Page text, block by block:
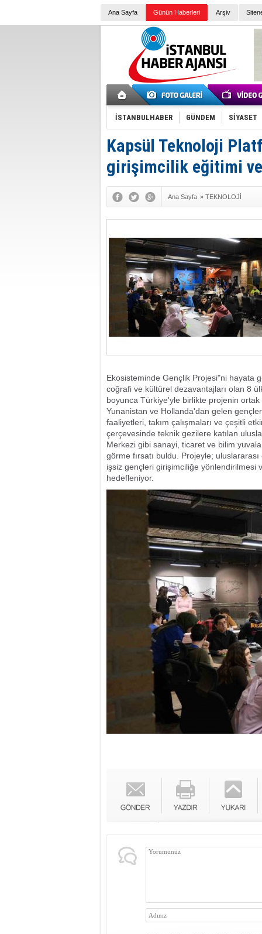
Ana Sayfa Günün Haberleri Arşiv
İSTANBULHABER GÜNDEM SİYASET
Kapsül Teknoloji
girişimcilik eğitimi
Ana Sayfa » TEKNOLOJİ
Ekosisteminde Gençlik Projesi"ni hayata
coğrafi ve kültürel dezavantajları olan 8
boyunca Türkiye'yle birlikte projenin
Yunanistan ve Hollanda'dan gelen
faaliyetleri, takım çalışmaları ve çeşitli
çerçevesinde teknik gezilere katılan
Merkezi gibi sanayi, ticaret ve bilim
görme fırsatı buldu. Projeyle;
işsiz gençleri girişimciliğe yönlendirilmesi
hedefleniyor.